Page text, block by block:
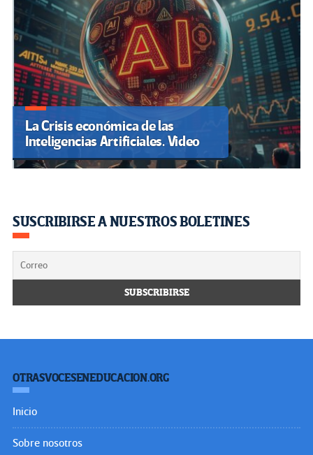
La Crisis económica de las
Inteligencias Artificiales. Video
SUSCRIBIRSE A NUESTROS BOLETINES
OTRASVOCESENEDUCACION.ORG
Inicio
Sobre nosotros